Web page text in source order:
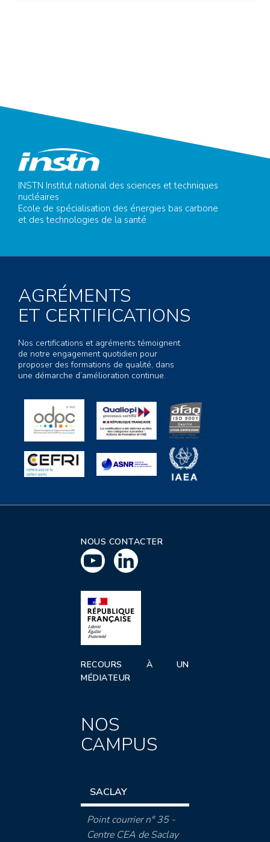
INSTN Institut national des sciences et techniques
nucléaires
Ecole de spécialisation des énergies bas carbone
et des technologies de la santé
AGRÉMENTS
ET CERTIFICATIONS
Nos certifications et agréments témoignent
de notre engagement quotidien pour
proposer des formations de qualité, dans
une démarche d’amélioration continue.
NOUS CONTACTER
RECOURS À UN
MÉDIATEUR
NOS
CAMPUS
SACLAY
Point courrier n° 35 -
Centre CEA de Saclay